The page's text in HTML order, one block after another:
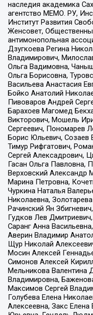
наследия академика
агентство МЕМО. РУ,
Институт Развития
Женсовет,
антимонопольная
Дзугкоева Регина
Владимирович,
Ольга Вадимовна,
Ольга Борисовна,
Васильева Анастасия
Бойко Анатолий
Пивоваров Андрей
Барахоев Магомед
Викторович, Мошель
Сергеевич, Пономарев
Борис Юльевич, Созаев
Тимур Рифгатович,
Сергей Алексадрович,
Гасан Ольга Павловна,
Верховский Александр
Марина Петровна,
Чуркина Наталья
Николаевна,
Рачинский Ян
Гудков Лев
Саранг Анна
Аверин Владимир
Щур Николай
Мосин Алексей
Симонов Алексей
Мельникова Валентина
Владимировна,
Максимов Сергей
Голубева Елена
Алексеевна, Закс Елена